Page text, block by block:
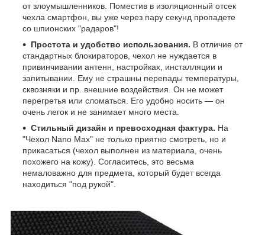
от злоумышленников. Поместив в изоляционный отсек
чехла смартфон, вы уже через пару секунд пропадете
со шпионских "радаров"!
Простота и удобство использования. В отличие от
стандартных блокираторов, чехол не нуждается в
привинчивании антенн, настройках, инсталляции и
запитывании. Ему не страшны перепады температуры,
сквозняки и пр. внешние воздействия. Он не может
перегретья или сломаться. Его удобно носить — он
очень легок и не занимает много места.
Стильный дизайн и превосходная фактура. На
"Чехол Nano Max" не только приятно смотреть, но и
прикасаться (чехол выполнен из материала, очень
похожего на кожу). Согласитесь, это весьма
немаловажно для предмета, который будет всегда
находиться "под рукой".